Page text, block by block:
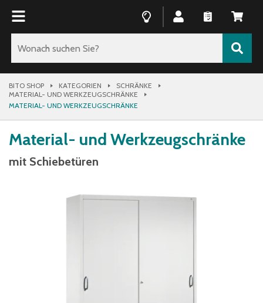
BITO SHOP KATEGORIEN
SCHRÄNKE
MATERIAL- UND WERKZEUGSCHRÄNKE
MATERIAL- UND WERKZEUGSCHRÄNKE
Material- und Werkzeugschränke
mit Schiebetüren